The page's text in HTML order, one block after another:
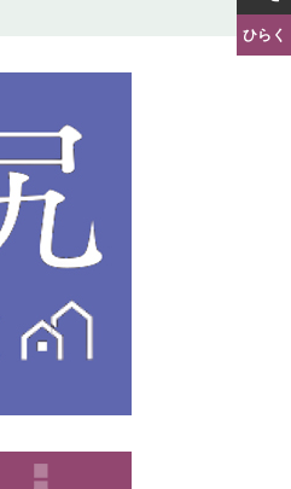
ひらく